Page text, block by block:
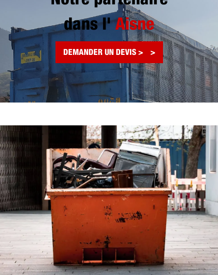
dans l'Aisne
DEMANDER UN DEVIS >